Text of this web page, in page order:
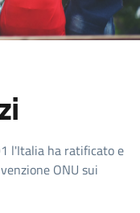
l'Italia ha ratificato e
ONU sui